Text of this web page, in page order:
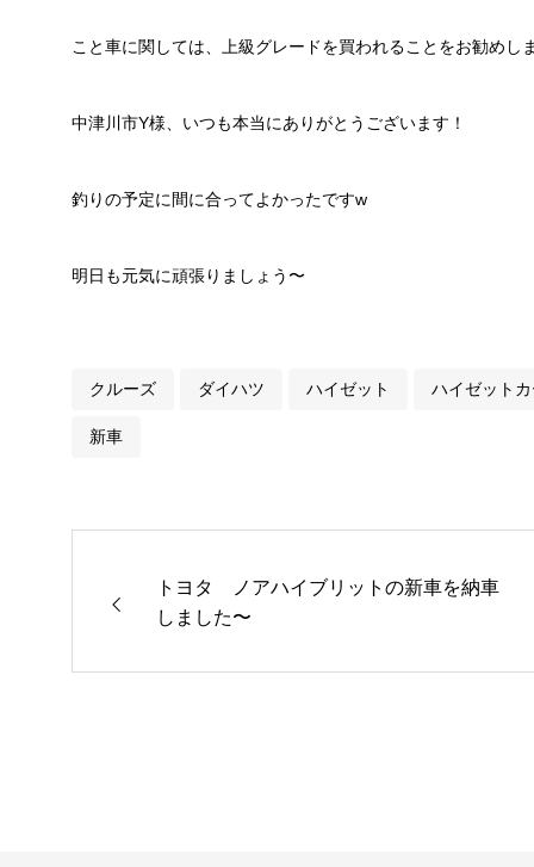
こと車に関しては、上級グレードを買われることをお勧めし
中津川市Y様、いつも本当にありがとうございます！
釣りの予定に間に合ってよかったですw
明日も元気に頑張りましょう〜
クルーズ ダイハツ ハイゼット ハイゼット
新車
トヨタ ノアハイブリットの新車を納車
しました〜